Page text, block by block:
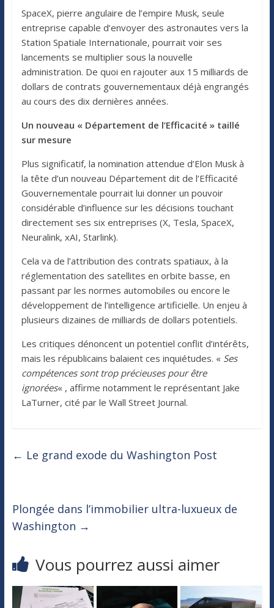
SpaceX, pierre angulaire de l’empire Musk, seule
entreprise capable d’envoyer des astronautes vers la
Station Spatiale Internationale, pourrait voir ses
lancements se multiplier sous la nouvelle
administration. De quoi en rajouter aux 15 milliards de
dollars de contrats gouvernementaux déjà engrangés
au cours des dix dernières années.
Un nouveau « Département de l’Efficacité » taillé
sur mesure
Plus significatif, la nomination attendue d’Elon Musk à
la tête d’un nouveau Département dit de l’Efficacité
Gouvernementale pourrait lui donner un pouvoir
considérable d’influence sur les décisions touchant
directement ses six entreprises (X, Tesla, SpaceX,
Neuralink, xAI, Starlink).
Cela va de l’attribution des contrats spatiaux, à la
réglementation des satellites en orbite basse, en
passant par les normes automobiles ou encore le
développement de l’intelligence artificielle. Un enjeu à
plusieurs dizaines de milliards de dollars potentiels.
Les critiques dénoncent un potentiel conflit d’intérêts,
mais les républicains balaient ces inquiétudes. « Ses
compétences sont trop précieuses pour être
ignorées« , affirme notamment le représentant Jake
LaTurner, cité par le Wall Street Journal.
← Le grand exode du Washington Post
Plongée dans l’immobilier ultra-luxueux de
Washington →
Vous pourrez aussi aimer